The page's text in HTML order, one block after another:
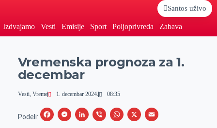
Santos uživo
Izdvajamo Vesti Emisije Sport Poljoprivreda Zabava
Vremenska prognoza za 1.
decembar
Vesti, Vreme 1. decembar 2024. 08:35
Podeli:
F
M
L
V
W
X
E